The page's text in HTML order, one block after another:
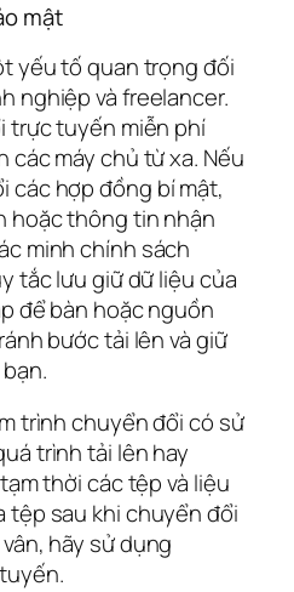
mật
yếu tố quan trọng đối
nghiệp và freelancer.
trực tuyến miễn phí
máy chủ từ xa. Nếu
các hợp đồng bí mật,
hoặc thông tin nhận
minh chính sách
tắc lưu giữ dữ liệu của
để bàn hoặc nguồn
bước tải lên và giữ
trình chuyển đổi có sử
trình tải lên hay
thời các tệp và liệu
tệp sau khi chuyển đổi
hãy sử dụng